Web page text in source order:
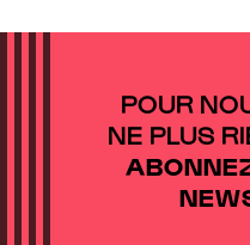
POUR
NE PLUS